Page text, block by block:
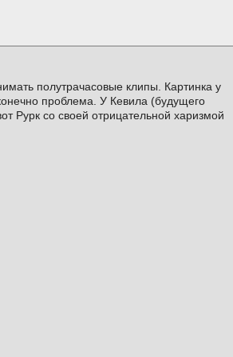
полутрачасовые клипы. Картинка у
проблема. У Кевила (будущего
Рурк со своей отрицательной харизмой